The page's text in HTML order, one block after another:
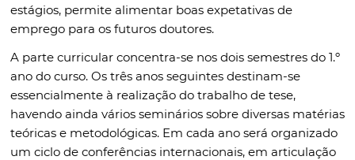
estágios, permite alimentar boas expetativas de
emprego para os futuros doutores.
A parte curricular concentra-se nos dois semestres do 1.º
ano do curso. Os três anos seguintes destinam-se
essencialmente à realização do trabalho de tese,
havendo ainda vários seminários sobre diversas matérias
teóricas e metodológicas. Em cada ano será organizado
um ciclo de conferências internacionais, em articulação